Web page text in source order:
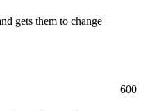
gets them to change
600